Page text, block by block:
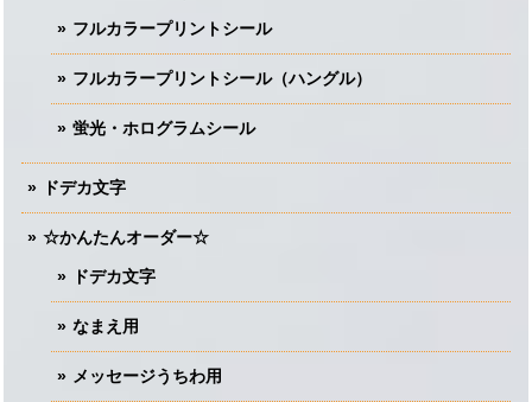
フルカラープリントシール
フルカラープリントシール（ハングル）
蛍光・ホログラムシール
ドデカ文字
☆かんたんオーダー☆
ドデカ文字
なまえ用
メッセージうちわ用